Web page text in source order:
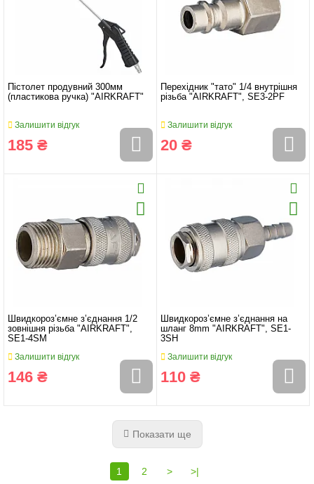
Пістолет продувний 300мм
(пластикова ручка) "AIRKRAFT"
Залишити відгук
185 ₴
Перехідник "тато" 1/4 внутрішня
різьба "AIRKRAFT", SE3-2PF
Залишити відгук
20 ₴
Швидкороз’ємне з’єднання 1/2
зовнішня різьба "AIRKRAFT",
SE1-4SM
Залишити відгук
146 ₴
Швидкороз’ємне з’єднання на
шланг 8mm "AIRKRAFT", SE1-
3SH
Залишити відгук
110 ₴
Показати ще
1 2 > >|